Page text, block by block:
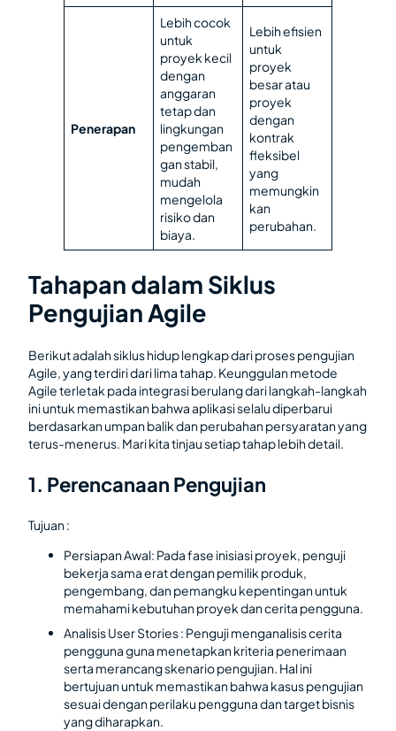
Penerapan
Lebih cocok
untuk
proyek kecil
dengan
anggaran
tetap dan
lingkungan
pengemban
gan stabil,
mudah
mengelola
risiko dan
biaya.
Lebih efisien
untuk
proyek
besar atau
proyek
dengan
kontrak
fleksibel
yang
memungkin
kan
perubahan.
Tahapan dalam Siklus
Pengujian Agile
Berikut adalah siklus hidup lengkap dari proses pengujian
Agile, yang terdiri dari lima tahap. Keunggulan metode
Agile terletak pada integrasi berulang dari langkah-langkah
ini untuk memastikan bahwa aplikasi selalu diperbarui
berdasarkan umpan balik dan perubahan persyaratan yang
terus-menerus. Mari kita tinjau setiap tahap lebih detail.
1. Perencanaan Pengujian
Tujuan :
Persiapan Awal: Pada fase inisiasi proyek, penguji
bekerja sama erat dengan pemilik produk,
pengembang, dan pemangku kepentingan untuk
memahami kebutuhan proyek dan cerita pengguna.
Analisis User Stories : Penguji menganalisis cerita
pengguna guna menetapkan kriteria penerimaan
serta merancang skenario pengujian. Hal ini
bertujuan untuk memastikan bahwa kasus pengujian
sesuai dengan perilaku pengguna dan target bisnis
yang diharapkan.